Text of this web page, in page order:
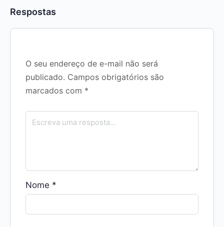
Respostas
O seu endereço de e-mail não será
publicado. Campos obrigatórios são
marcados com *
Nome *